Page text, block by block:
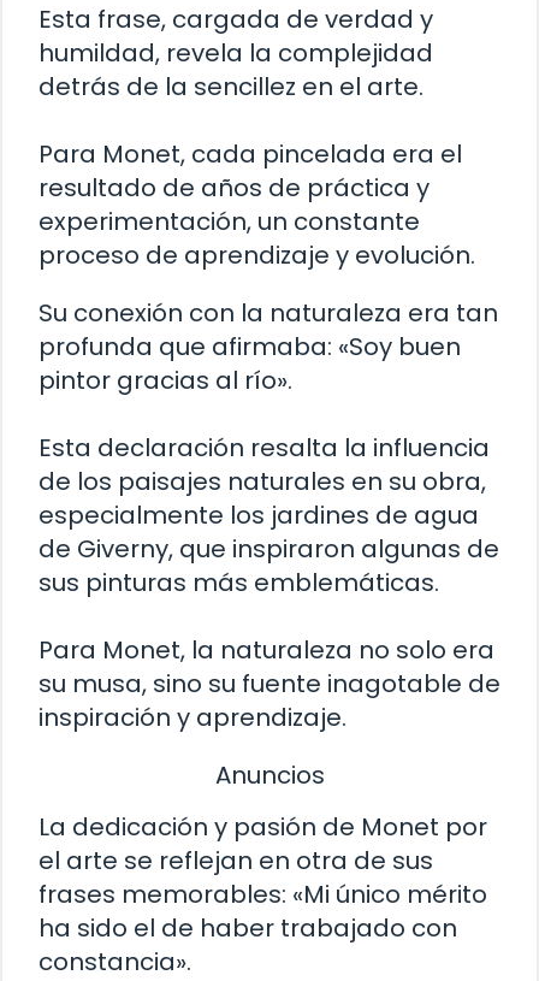
Esta frase, cargada de verdad y
humildad, revela la complejidad
detrás de la sencillez en el arte.
Para Monet, cada pincelada era el
resultado de años de práctica y
experimentación, un constante
proceso de aprendizaje y evolución.
Su conexión con la naturaleza era tan
profunda que afirmaba: «Soy buen
pintor gracias al río».
Esta declaración resalta la influencia
de los paisajes naturales en su obra,
especialmente los jardines de agua
de Giverny, que inspiraron algunas de
sus pinturas más emblemáticas.
Para Monet, la naturaleza no solo era
su musa, sino su fuente inagotable de
inspiración y aprendizaje.
Anuncios
La dedicación y pasión de Monet por
el arte se reflejan en otra de sus
frases memorables: «Mi único mérito
ha sido el de haber trabajado con
constancia».